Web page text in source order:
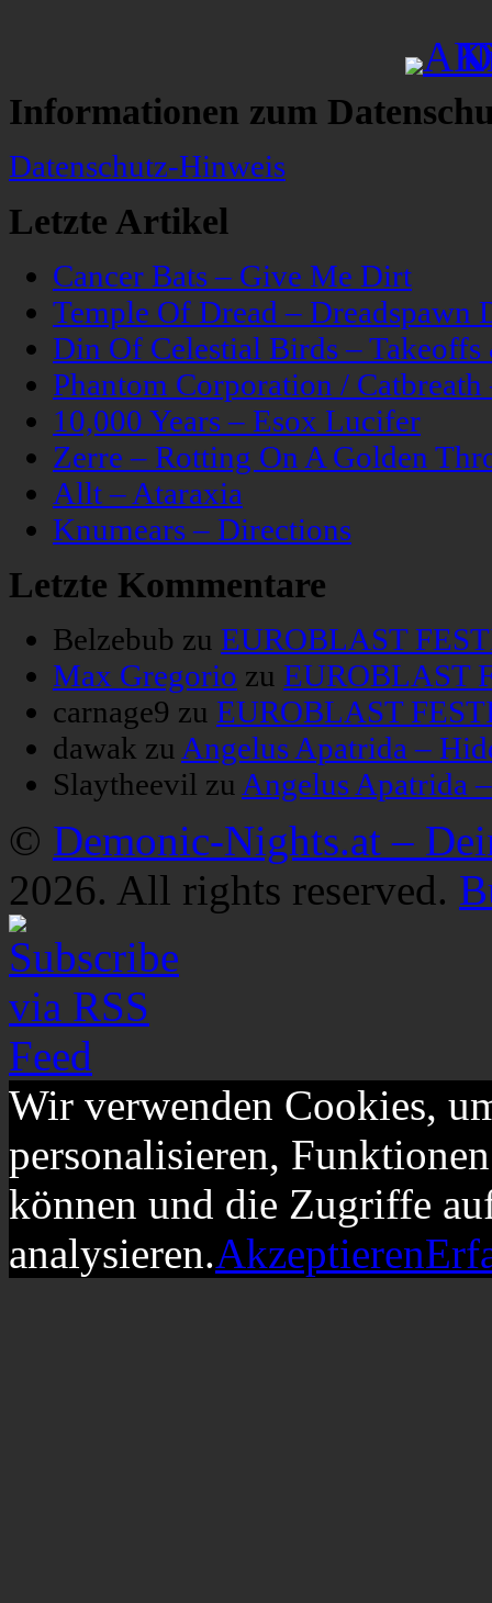
Informationen zum
Datenschutz-Hinweis
Letzte Artikel
Cancer Bats – Give Me Dirt
Temple Of Dread – Dreadspawn
Din Of Celestial Birds –
Phantom Corporation /
10,000 Years – Esox Lucifer
Zerre – Rotting On A Golden
Allt – Ataraxia
Knumears – Directions
Letzte Kommentare
Belzebub zu EUROBLAST
Max Gregorio zu EUROBLAST
carnage9 zu EUROBLAST
dawak zu Angelus Apatrida –
Slaytheevil zu Angelus Apatrida
© Demonic-Nights.at –
2026. All rights reserved.
Wir verwenden Cookies,
personalisieren,
können und die Zugriffe
analysieren.Akzeptieren